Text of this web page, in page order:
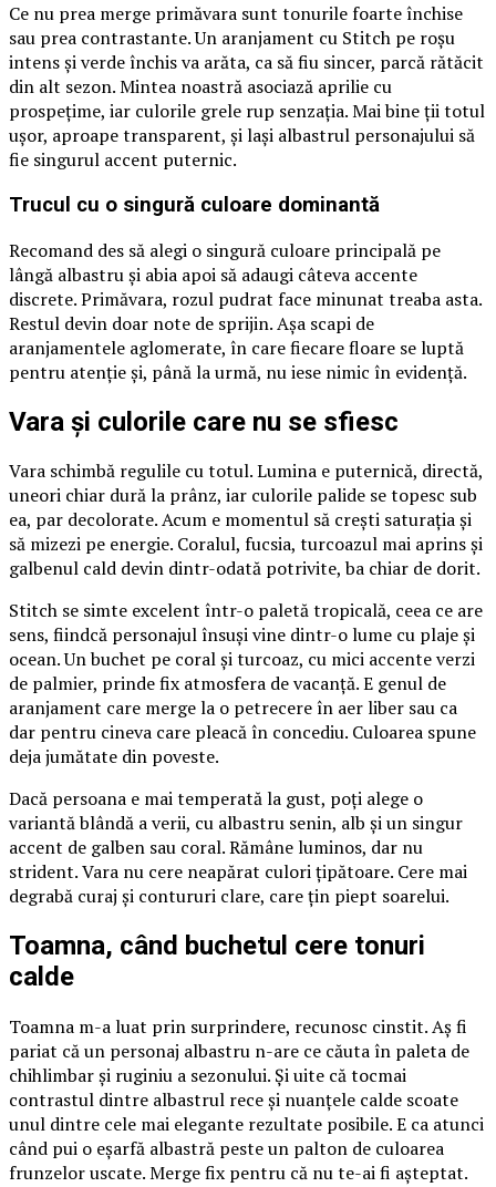
Ce nu prea merge primăvara sunt tonurile foarte închise
sau prea contrastante. Un aranjament cu Stitch pe roșu
intens și verde închis va arăta, ca să fiu sincer, parcă rătăcit
din alt sezon. Mintea noastră asociază aprilie cu
prospețime, iar culorile grele rup senzația. Mai bine ții totul
ușor, aproape transparent, și lași albastrul personajului să
fie singurul accent puternic.
Trucul cu o singură culoare dominantă
Recomand des să alegi o singură culoare principală pe
lângă albastru și abia apoi să adaugi câteva accente
discrete. Primăvara, rozul pudrat face minunat treaba asta.
Restul devin doar note de sprijin. Așa scapi de
aranjamentele aglomerate, în care fiecare floare se luptă
pentru atenție și, până la urmă, nu iese nimic în evidență.
Vara și culorile care nu se sfiesc
Vara schimbă regulile cu totul. Lumina e puternică, directă,
uneori chiar dură la prânz, iar culorile palide se topesc sub
ea, par decolorate. Acum e momentul să crești saturația și
să mizezi pe energie. Coralul, fucsia, turcoazul mai aprins și
galbenul cald devin dintr-odată potrivite, ba chiar de dorit.
Stitch se simte excelent într-o paletă tropicală, ceea ce are
sens, fiindcă personajul însuși vine dintr-o lume cu plaje și
ocean. Un buchet pe coral și turcoaz, cu mici accente verzi
de palmier, prinde fix atmosfera de vacanță. E genul de
aranjament care merge la o petrecere în aer liber sau ca
dar pentru cineva care pleacă în concediu. Culoarea spune
deja jumătate din poveste.
Dacă persoana e mai temperată la gust, poți alege o
variantă blândă a verii, cu albastru senin, alb și un singur
accent de galben sau coral. Rămâne luminos, dar nu
strident. Vara nu cere neapărat culori țipătoare. Cere mai
degrabă curaj și contururi clare, care țin piept soarelui.
Toamna, când buchetul cere tonuri
calde
Toamna m-a luat prin surprindere, recunosc cinstit. Aș fi
pariat că un personaj albastru n-are ce căuta în paleta de
chihlimbar și ruginiu a sezonului. Și uite că tocmai
contrastul dintre albastrul rece și nuanțele calde scoate
unul dintre cele mai elegante rezultate posibile. E ca atunci
când pui o eșarfă albastră peste un palton de culoarea
frunzelor uscate. Merge fix pentru că nu te-ai fi așteptat.